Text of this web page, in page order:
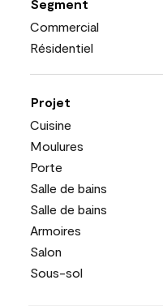
Segment
Commercial
Résidentiel
Projet
Cuisine
Moulures
Porte
Salle de bains
Salle de bains
Armoires
Salon
Sous-sol